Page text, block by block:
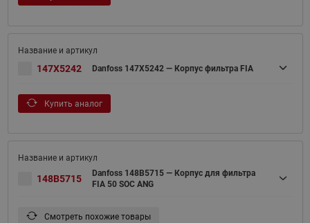
147X5242 Danfoss 147X5242 — Корпус фильтра FIA
Купить аналог
148B5715
Danfoss 148B5715 — Корпус для фильтра
FIA 50 SOC ANG
Смотреть похожие товары